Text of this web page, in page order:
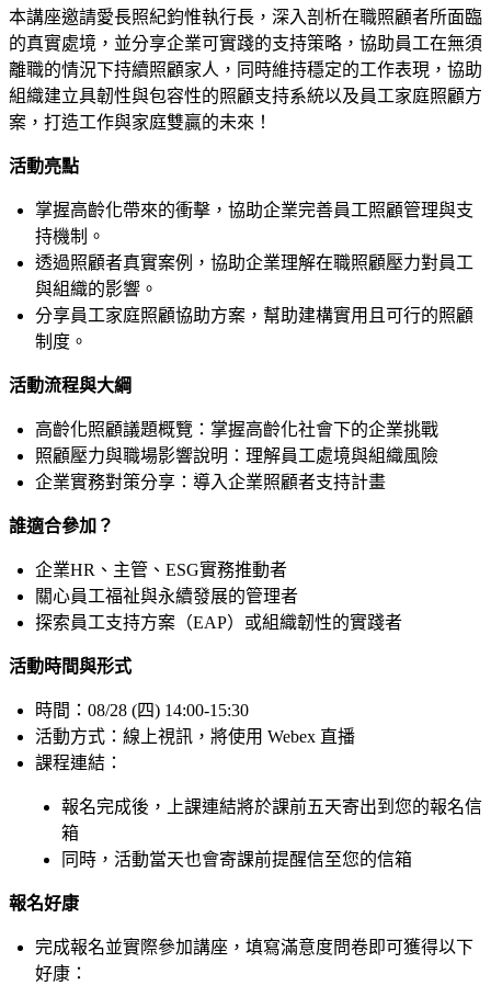
本講座邀請愛長照紀鈞惟執行長，深入剖析在職照顧者所面臨
的真實處境，並分享企業可實踐的支持策略，協助員工在無須
離職的情況下持續照顧家人，同時維持穩定的工作表現，協助
組織建立具韌性與包容性的照顧支持系統以及員工家庭照顧方
案，打造工作與家庭雙贏的未來！
活動亮點
掌握高齡化帶來的衝擊，協助企業完善員工照顧管理與支
持機制。
透過照顧者真實案例，協助企業理解在職照顧壓力對員工
與組織的影響。
分享員工家庭照顧協助方案，幫助建構實用且可行的照顧
制度。
活動流程與大綱
高齡化照顧議題概覽：掌握高齡化社會下的企業挑戰
照顧壓力與職場影響說明：理解員工處境與組織風險
企業實務對策分享：導入企業照顧者支持計畫
誰適合參加？
企業HR、主管、ESG實務推動者
關心員工福祉與永續發展的管理者
探索員工支持方案（EAP）或組織韌性的實踐者
活動時間與形式
時間：08/28 (四) 14:00-15:30
活動方式：線上視訊，將使用 Webex 直播
課程連結：
報名完成後，上課連結將於課前五天寄出到您的報名信
箱
同時，活動當天也會寄課前提醒信至您的信箱
報名好康
完成報名並實際參加講座，填寫滿意度問卷即可獲得以下
好康：